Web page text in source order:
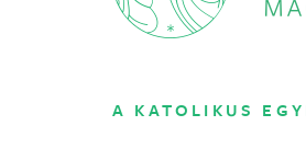
A KATOLIKUS